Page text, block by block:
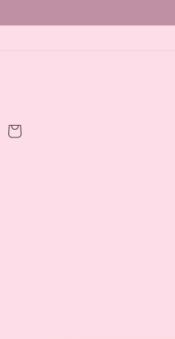
Carrito